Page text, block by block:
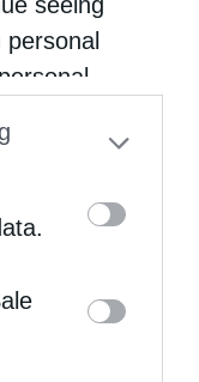
personal
opt-out
the IAB’s list
by us to